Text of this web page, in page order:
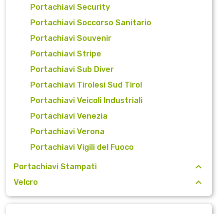
Portachiavi Security
Portachiavi Soccorso Sanitario
Portachiavi Souvenir
Portachiavi Stripe
Portachiavi Sub Diver
Portachiavi Tirolesi Sud Tirol
Portachiavi Veicoli Industriali
Portachiavi Venezia
Portachiavi Verona
Portachiavi Vigili del Fuoco
Portachiavi Stampati
Velcro